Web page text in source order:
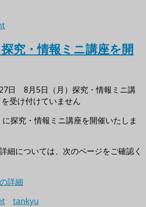
究・情報ミニ講座を開
日
8月5日（月）探究・情報ミニ講
受け付けていません
探究・情報ミニ講座を開催いたしま
細については、次のページをご確認く
詳細
tankyu